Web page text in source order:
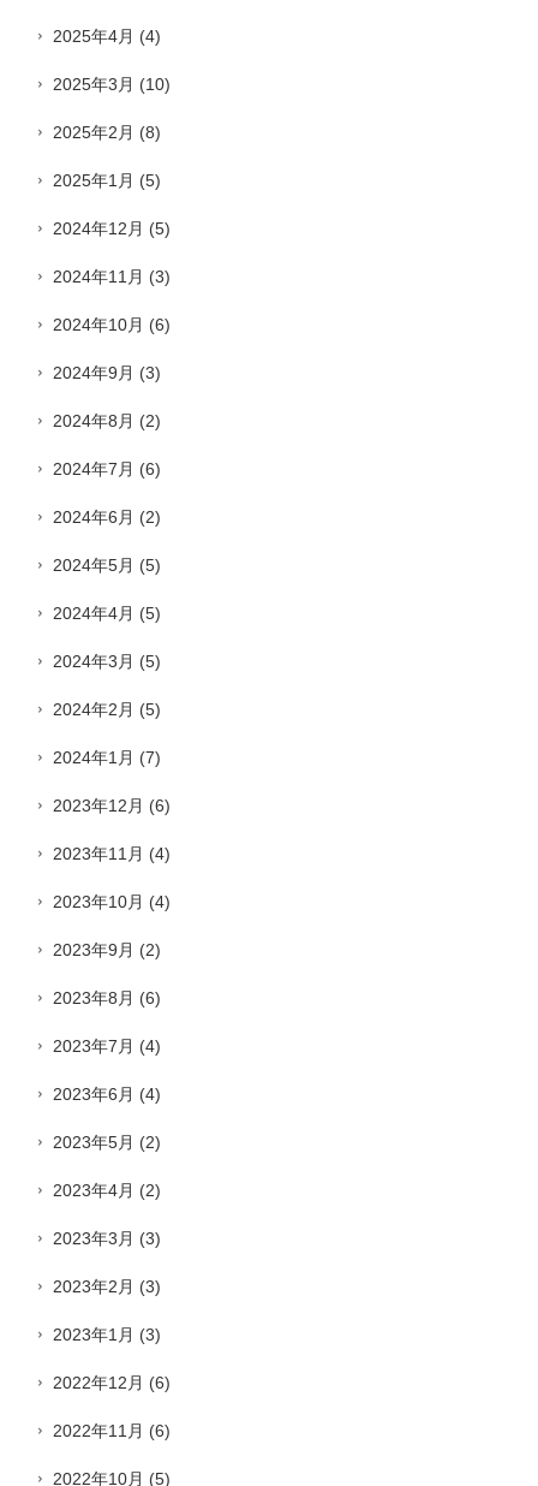
2025年4月 (4)
2025年3月 (10)
2025年2月 (8)
2025年1月 (5)
2024年12月 (5)
2024年11月 (3)
2024年10月 (6)
2024年9月 (3)
2024年8月 (2)
2024年7月 (6)
2024年6月 (2)
2024年5月 (5)
2024年4月 (5)
2024年3月 (5)
2024年2月 (5)
2024年1月 (7)
2023年12月 (6)
2023年11月 (4)
2023年10月 (4)
2023年9月 (2)
2023年8月 (6)
2023年7月 (4)
2023年6月 (4)
2023年5月 (2)
2023年4月 (2)
2023年3月 (3)
2023年2月 (3)
2023年1月 (3)
2022年12月 (6)
2022年11月 (6)
2022年10月 (5)